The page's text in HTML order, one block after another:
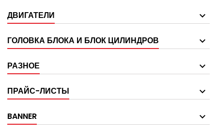
ДВИГАТЕЛИ
ГОЛОВКА БЛОКА И БЛОК ЦИЛИНДРОВ
РАЗНОЕ
ПРАЙС-ЛИСТЫ
BANNER